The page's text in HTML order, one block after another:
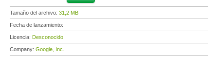
Tamaño del archivo: 31,2 MB
Fecha de lanzamiento:
Licencia: Desconocido
Company: Google, Inc.